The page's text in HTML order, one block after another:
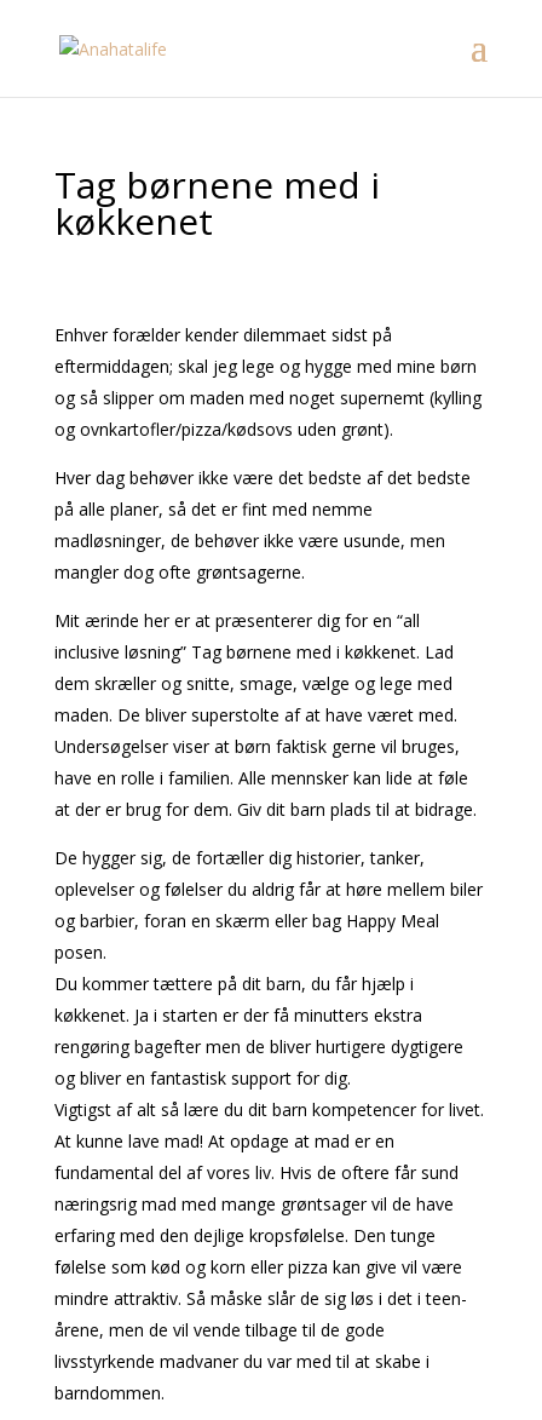
Tag børnene med i
køkkenet
Enhver forælder kender dilemmaet sidst på
eftermiddagen; skal jeg lege og hygge med mine børn
og så slipper om maden med noget supernemt (kylling
og ovnkartofler/pizza/kødsovs uden grønt).
Hver dag behøver ikke være det bedste af det bedste
på alle planer, så det er fint med nemme
madløsninger, de behøver ikke være usunde, men
mangler dog ofte grøntsagerne.
Mit ærinde her er at præsenterer dig for en “all
inclusive løsning” Tag børnene med i køkkenet. Lad
dem skræller og snitte, smage, vælge og lege med
maden. De bliver superstolte af at have været med.
Undersøgelser viser at børn faktisk gerne vil bruges,
have en rolle i familien. Alle mennsker kan lide at føle
at der er brug for dem. Giv dit barn plads til at bidrage.
De hygger sig, de fortæller dig historier, tanker,
oplevelser og følelser du aldrig får at høre mellem biler
og barbier, foran en skærm eller bag Happy Meal
posen.
Du kommer tættere på dit barn, du får hjælp i
køkkenet. Ja i starten er der få minutters ekstra
rengøring bagefter men de bliver hurtigere dygtigere
og bliver en fantastisk support for dig.
Vigtigst af alt så lære du dit barn kompetencer for livet.
At kunne lave mad! At opdage at mad er en
fundamental del af vores liv. Hvis de oftere får sund
næringsrig mad med mange grøntsager vil de have
erfaring med den dejlige kropsfølelse. Den tunge
følelse som kød og korn eller pizza kan give vil være
mindre attraktiv. Så måske slår de sig løs i det i teen-
årene, men de vil vende tilbage til de gode
livsstyrkende madvaner du var med til at skabe i
barndommen.